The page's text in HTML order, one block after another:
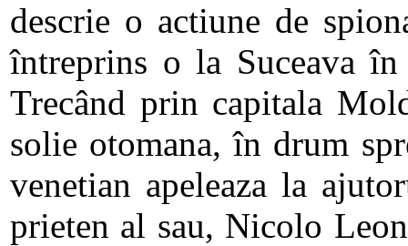
descrie o actiune de
întreprins o la Suceava
Trecând prin capitala
solie otomana, în drum
venetian apeleaza la
prieten al sau, Nicolo